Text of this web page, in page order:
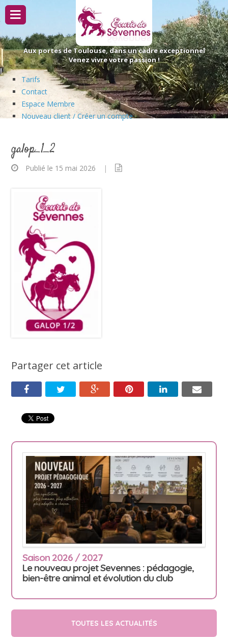
Passer
contenu
Aux portes de Toulouse, dans un cadre exceptionnel
Venez vivre votre passion !
Tarifs
Contact
Espace Membre
Nouveau client / Créer un compte
galop_1_2
Publié le 15 mai 2026 |
Partager cet article
Saison 2026 / 2027
Le nouveau projet Sevennes : pédagogie,
bien-être animal et évolution du club
TOUTES LES ACTUALITÉS